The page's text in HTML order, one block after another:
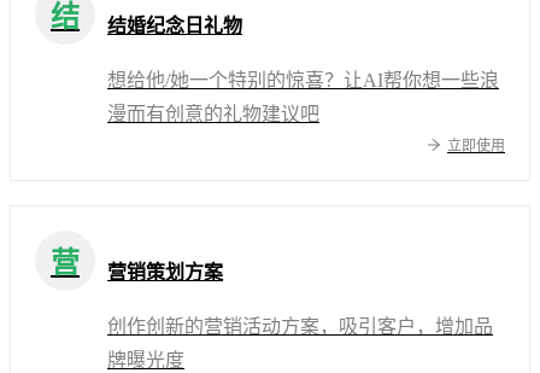
结 结婚纪念日礼物
想给他/她一个特别的惊喜？让AI帮你想一些浪
漫而有创意的礼物建议吧
立即使用
营 营销策划方案
创作创新的营销活动方案，吸引客户，增加品
牌曝光度